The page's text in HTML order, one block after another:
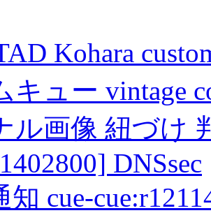
Kohara
キュー vintage
ル画像 紐づけ
DNSsec
cue-